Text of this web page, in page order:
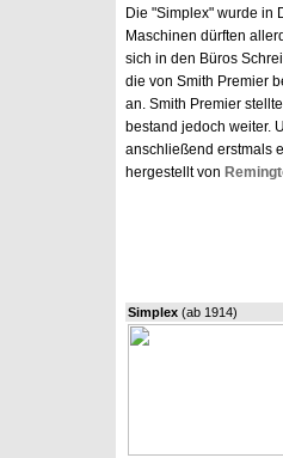
Die "Simplex" wurde in
Maschinen dürften
sich in den Büros
die von Smith Premier
an. Smith Premier
bestand jedoch weiter.
anschließend erstmals
hergestellt von
Simplex (ab 1914)